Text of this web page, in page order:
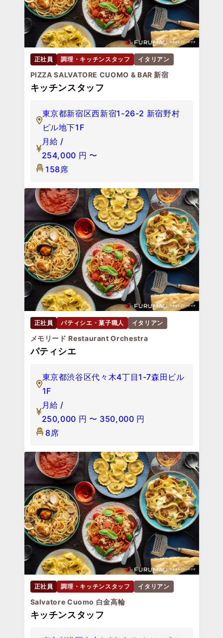
正社員 調理・キッチンスタッフ イタリアン
PIZZA SALVATORE CUOMO & BAR 新宿
キッチンスタッフ
東京都新宿区西新宿1-26-2 新宿野村
ビル地下1F
月給 /
254,000 円 〜
158席
正社員 パティシエ・菓子職人 イタリアン
メモリード Restaurant Orchestra
パティシエ
東京都渋谷区代々木4丁目1-7森田ビル
1F
月給 /
250,000 円 〜 350,000 円
8席
正社員 調理・キッチンスタッフ イタリアン
Salvatore Cuomo 白金高輪
キッチンスタッフ